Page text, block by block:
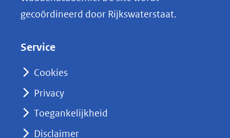
k
e
nieuw
gecoördineerd door Rijkswaterstaat.
Service
Cookies
Privacy
Toegankelijkheid
Disclaimer